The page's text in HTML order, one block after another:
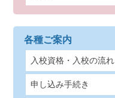
各種ご案内
入校資格・入校の流れ
申し込み手続き